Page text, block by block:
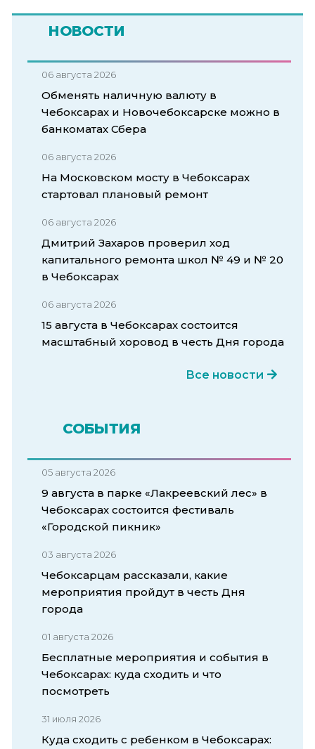
НОВОСТИ
06 августа 2026
Обменять наличную валюту в
Чебоксарах и Новочебоксарске можно в
банкоматах Сбера
06 августа 2026
На Московском мосту в Чебоксарах
стартовал плановый ремонт
06 августа 2026
Дмитрий Захаров проверил ход
капитального ремонта школ № 49 и № 20
в Чебоксарах
06 августа 2026
15 августа в Чебоксарах состоится
масштабный хоровод в честь Дня города
Все новости
СОБЫТИЯ
05 августа 2026
9 августа в парке «Лакреевский лес» в
Чебоксарах состоится фестиваль
«Городской пикник»
03 августа 2026
Чебоксарцам рассказали, какие
мероприятия пройдут в честь Дня
города
01 августа 2026
Бесплатные мероприятия и события в
Чебоксарах: куда сходить и что
посмотреть
31 июля 2026
Куда сходить с ребенком в Чебоксарах: